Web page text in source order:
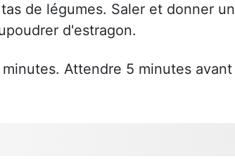
de légumes. Saler et donner un
d'estragon.
Attendre 5 minutes avant